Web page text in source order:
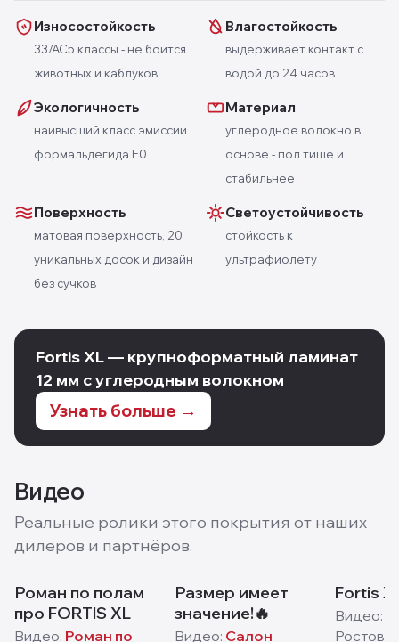
Износостойкость
33/AC5 классы - не боится
животных и каблуков
Влагостойкость
выдерживает контакт с
водой до 24 часов
Экологичность
наивысший класс эмиссии
формальдегида E0
Материал
углеродное волокно в
основе - пол тише и
стабильнее
Поверхность
матовая поверхность, 20
уникальных досок и дизайн
без сучков
Светоустойчивость
стойкость к
ультрафиолету
Fortis XL — крупноформатный ламинат
12 мм с углеродным волокном
Узнать больше →
Видео
Реальные ролики этого покрытия от наших
дилеров и партнёров.
Роман по полам
про FORTIS XL
Видео: Роман по
Размер имеет
значение!🔥
Видео: Салон
Fortis
Видео:
Ростов-